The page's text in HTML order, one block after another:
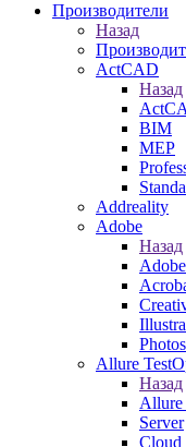
Производители
Назад
ActCAD
Назад
BIM
MEP
Addreality
Adobe
Назад
Adobe
Allure
Назад
Allure
Server
Cloud